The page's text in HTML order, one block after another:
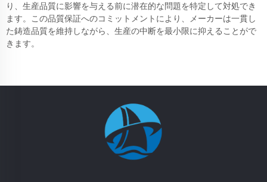
り、生産品質に影響を与える前に潜在的な問題を特定して対処でき
ます。この品質保証へのコミットメントにより、メーカーは一貫し
た鋳造品質を維持しながら、生産の中断を最小限に抑えることがで
きます。